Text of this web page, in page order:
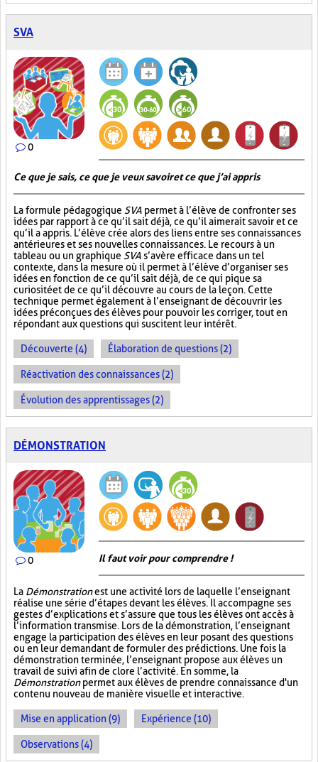
SVA
0
Ce que je sais, ce que je veux savoir et ce que j’ai appris
La formule pédagogique SVA permet à l’élève de confronter ses
idées par rapport à ce qu’il sait déjà, ce qu’il aimerait savoir et ce
qu’il a appris. L’élève crée alors des liens entre ses connaissances
antérieures et ses nouvelles connaissances. Le recours à un
tableau ou un graphique SVA s’avère efficace dans un tel
contexte, dans la mesure où il permet à l’élève d’organiser ses
idées en fonction de ce qu’il sait déjà, de ce qui pique sa
curiosité et de ce qu’il découvre au cours de la leçon. Cette
technique permet également à l’enseignant de découvrir les
idées préconçues des élèves pour pouvoir les corriger, tout en
répondant aux questions qui suscitent leur intérêt.
Découverte (4) Élaboration de questions (2)
Réactivation des connaissances (2)
Évolution des apprentissages (2)
DÉMONSTRATION
0 Il faut voir pour comprendre !
La Démonstrationest une activité lors de laquelle l’enseignant
réalise une série d’étapes devant les élèves. Il accompagne ses
gestes d’explications et s’assure que tous les élèves ont accès à
l’information transmise. Lors de la démonstration, l’enseignant
engage la participation des élèves en leur posant des questions
ou en leur demandant de formuler des prédictions. Une fois la
démonstration terminée, l’enseignant propose aux élèves un
travail de suivi afin de clore l’activité. En somme, la
Démonstrationpermet aux élèves de prendre connaissance d'un
contenu nouveau de manière visuelle et interactive.
Mise en application (9) Expérience (10)
Observations (4)